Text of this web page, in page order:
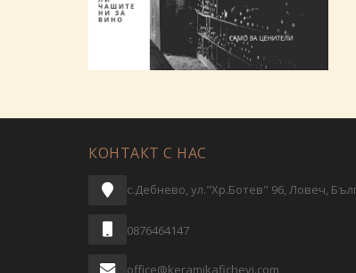
КОНТАКТ С НАС
с.Дебнево, ул."Хр.Ботев" 96, Ловеч,
0876464147
office@keramikafichevi.com